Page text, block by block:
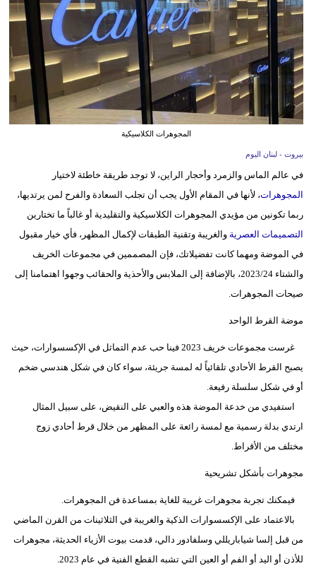
وسفر
ديكور
أخبار
إعلام
أزياء
إسلامية
علوم
المجوهرات الكلاسيكية
بيروت - لبنان اليوم
في عالم الماس والزمرد وأحجار الراين، لا توجد طريقة خاطئة لاختيار
المجوهرات، لأنها في المقام الأول يجب أن تجلب السعادة والفرح لمن يرتديها،
ربما تكونين من مؤيدي المجوهرات الكلاسيكية والتقليدية أو غالباً ما تختارين
التصميمات العصرية والغريبة وتقنية الطبقات لإكمال المظهر، فأي خيار مقبول
في الموضة ومهما كانت تفضيلاتك، فإن المصممين في مجموعات الخريف
والشتاء 2023/24، بالإضافة إلى الملابس والأحذية والحقائب وجهوا اهتمامنا إلى
صيحات المجوهرات.
موضة القرط الواحد
غرست مجموعات خريف 2023 فينا حب عدم التماثل في الإكسسوارات، حيث
يصبح القرط الأحادي تلقائياً له لمسة جريئة، سواء كان في شكل هندسي ضخم
أو في شكل سلسلة رفيعة.
استفيدي من خدعة الموضة هذه والعبي على النقيض، على سبيل المثال
ارتدي بدلة رسمية مع لمسة رائعة على المظهر من خلال قرط أحادي زوج
مختلف من الأقراط.
مجوهرات بأشكل تشريحية
فيمكنك تجربة مجوهرات غريبة للغاية بمساعدة فن المجوهرات.
بالاعتماد على الإكسسوارات الذكية والغريبة في الثلاثينات من القرن الماضي
من قبل إلسا شياباريللي وسلفادور دالي، قدمت بيوت الأزياء الحديثة، مجوهرات
للأذن أو اليد أو الفم أو العين التي تشبه القطع الفنية في عام 2023.